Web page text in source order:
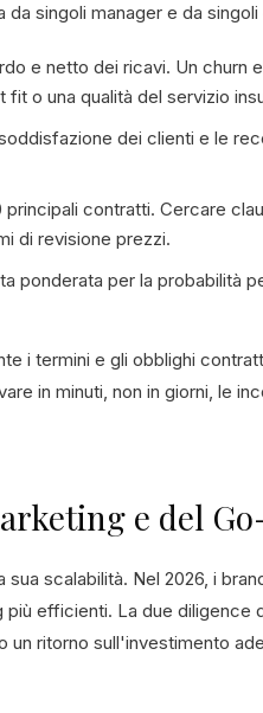
singoli manager e da singoli
e netto dei ricavi. Un churn
o una qualità del servizio
dei clienti e le
principali contratti. Cercare
di revisione prezzi.
ponderata per la probabilità
i termini e gli obblighi
in minuti, non in giorni, le
e del
scalabilità. Nel 2026, i
efficienti. La due diligence
un ritorno sull'investimento